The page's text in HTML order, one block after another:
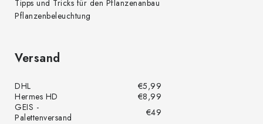
Tipps und Tricks für den Pflanzenanbau
Pflanzenbeleuchtung
Versand
DHL
€5,99
Hermes HD
€8,99
GEIS -
Palettenversand
€49